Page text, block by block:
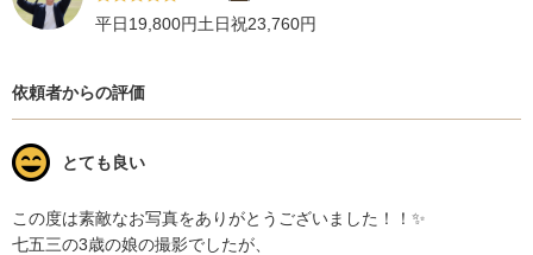
平日19,800円土日祝23,760円
依頼者からの評価
とても良い
この度は素敵なお写真をありがとうございました！！✨
七五三の3歳の娘の撮影でしたが、